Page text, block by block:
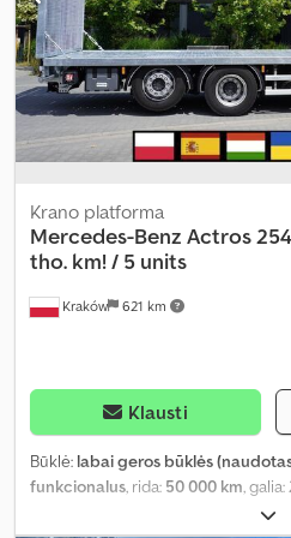
Kraków 621 km
Krano platforma
Mercedes-Benz Actros
tho. km! / 5 units
Klausti
Būklė: labai geros būklės
funkcionalus, rida: 50 000 km, galia:
11